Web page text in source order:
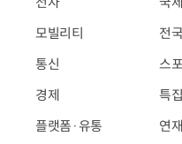
모빌리티
통신
경제
플랫폼·유통
전국
스
특집
연재